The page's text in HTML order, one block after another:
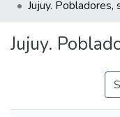
Institucional
Preguntas
Jujuy.